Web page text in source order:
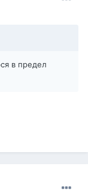
в предел